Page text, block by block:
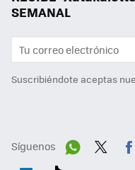
SEMANAL
Suscribiéndote aceptas
Síguenos